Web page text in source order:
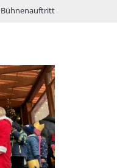
Bühnenauftritt